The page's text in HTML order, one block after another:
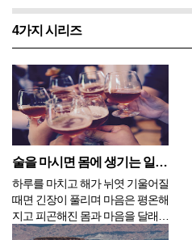
는 암 재발 우려를 줄어들게 만들
고, 또 어떤 사람은 특히, 더 진행
정도가 심한 중증 환자는 병원 치
료를 더 수월하게 지낼 수 있게 만
들기도 합니...
4가지 시리즈
술을 마시면 몸에 생기는 일 4가지
하루를 마치고 해가 뉘엿 기울어질
때면 긴장이 풀리며 마음은 평온해
지고 피곤해진 몸과 마음을 달래려
술 한 잔 기울이고 싶은 생각이 듭